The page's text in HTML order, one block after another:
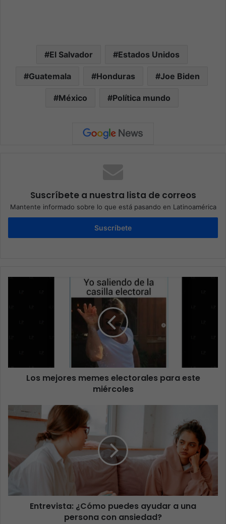
El Salvador Estados Unidos
Guatemala Honduras Joe Biden
México Política mundo
Suscríbete a nuestra lista de correos
Mantente informado sobre lo que está pasando en Latinoamérica
Suscríbete
Los mejores memes electorales para este
miércoles
Entrevista: ¿Cómo puedes ayudar a una
persona con ansiedad?